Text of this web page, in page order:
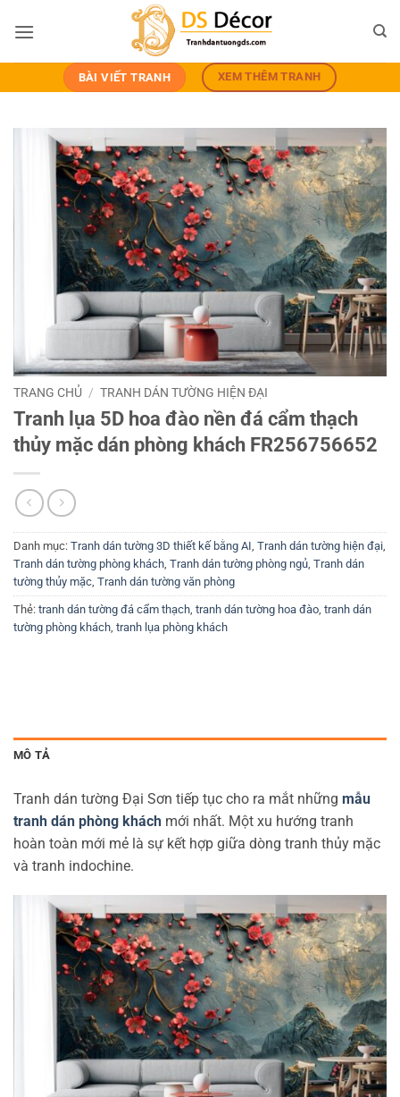
qua
BÀI VIẾT TRANH XEM THÊM TRANH
TRANG CHỦ / TRANH DÁN TƯỜNG HIỆN ĐẠI
Tranh lụa 5D hoa đào nền đá cẩm thạch
thủy mặc dán phòng khách FR256756652
Danh mục: Tranh dán tường 3D thiết kế bằng AI Tranh dán tường hiện đại
Tranh dán tường phòng khách Tranh dán tường phòng ngủ Tranh dán
tường thủy mặc Tranh dán tường văn phòng
Thẻ: tranh dán tường đá cẩm thạch tranh dán tường hoa đào tranh dán
tường phòng khách tranh lụa phòng khách
MÔ TẢ
Tranh dán tường Đại Sơn tiếp tục cho ra mắt những mẫu
tranh dán phòng khách mới nhất. Một xu hướng tranh
hoàn toàn mới mẻ là sự kết hợp giữa dòng tranh thủy mặc
và tranh indochine.